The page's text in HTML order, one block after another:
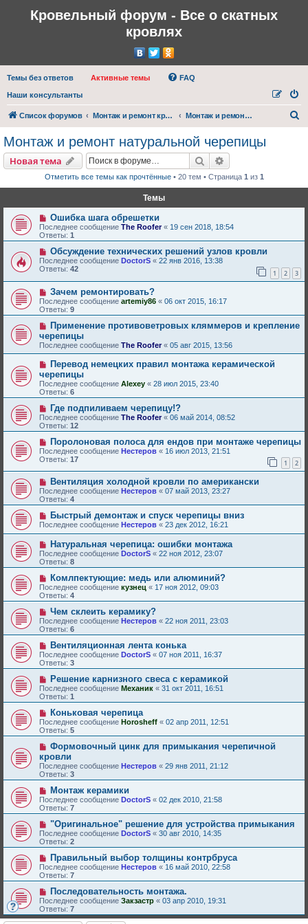
Кровельный форум - Все о скатных
кровлях
Темы без ответов Активные темы FAQ
Наши консультанты
Список форумов Монтаж и ремонт кровли Монтаж и ремонт натуральной черепицы
Монтаж и ремонт натуральной черепицы
Новая тема Поиск
Отметить все темы как прочтённые• 20 тем • Страница 1 из 1
Темы
Ошибка шага обрешетки
Последнее сообщение The Roofer« 19 сен 2018, 18:54
Ответы: 1
Обсуждение технических решений узлов кровли
Последнее сообщение DoctorS « 22 янв 2016, 13:38
Ответы: 42 1 2 3
Зачем ремонтировать?
Последнее сообщение artemiy86 « 06 окт 2015, 16:17
Ответы: 9
Применение противоветровых кляммеров и крепление
черепицы
Последнее сообщение The Roofer« 05 авг 2015, 13:56
Перевод немецких правил монтажа керамической
черепицы
Последнее сообщение Alexey « 28 июл 2015, 23:40
Ответы: 6
Где подпиливаем черепицу!?
Последнее сообщение The Roofer« 06 май 2014, 08:52
Ответы: 12
Поролоновая полоса для ендов при монтаже черепицы
Последнее сообщение Нестеров « 16 июл 2013, 21:51
Ответы: 17 1 2
Вентиляция холодной кровли по американски
Последнее сообщение Нестеров « 07 май 2013, 23:27
Ответы: 4
Быстрый демонтаж и спуск черепицы вниз
Последнее сообщение Нестеров « 23 дек 2012, 16:21
Натуральная черепица: ошибки монтажа
Последнее сообщение DoctorS « 22 ноя 2012, 23:07
Ответы: 8
Комлпектующие: медь или алюминий?
Последнее сообщение кузнец « 17 ноя 2012, 09:03
Ответы: 4
Чем склеить керамику?
Последнее сообщение Нестеров « 22 ноя 2011, 23:03
Ответы: 6
Вентиляционная лента конька
Последнее сообщение DoctorS « 07 ноя 2011, 16:37
Ответы: 3
Решение карнизного свеса с керамикой
Последнее сообщение Механик « 31 окт 2011, 16:51
Ответы: 1
Коньковая черепица
Последнее сообщение Horosheff « 02 апр 2011, 12:51
Ответы: 5
Формовочный цинк для примыкания черепичной
кровли
Последнее сообщение Нестеров « 29 янв 2011, 21:12
Ответы: 3
Монтаж керамики
Последнее сообщение DoctorS « 02 дек 2010, 21:58
Ответы: 7
"Оригинальное" решение для устройства примыкания
Последнее сообщение DoctorS « 30 авг 2010, 14:35
Ответы: 2
Правильный выбор толщины контрбруса
Последнее сообщение Нестеров « 16 май 2010, 22:58
Ответы: 7
Последовательность монтажа.
Последнее сообщение Закзастр « 03 апр 2010, 19:31
Ответы: 7